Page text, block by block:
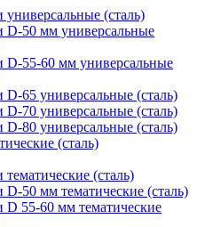
(сталь)
D-50 мм универсальные
D-55-60 мм универсальные
D-65 универсальные (сталь)
D-70 универсальные (сталь)
D-80 универсальные (сталь)
(сталь)
(сталь)
D-50 мм тематические (сталь)
D 55-60 мм тематические